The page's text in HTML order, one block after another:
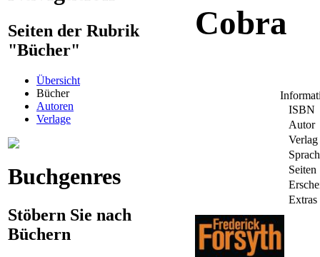
Seiten der Rubrik
"Bücher"
Übersicht
Bücher
Autoren
Verlage
Buchgenres
Stöbern Sie nach
Büchern
Cobra
ISBN
Autor
Verlag
Seiten
Extras